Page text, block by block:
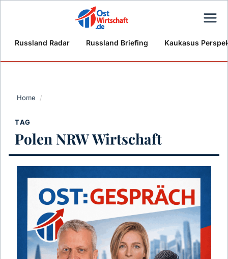
Russland Radar Russland Briefing Kaukasus
Home /
TAG
Polen NRW Wirtschaft